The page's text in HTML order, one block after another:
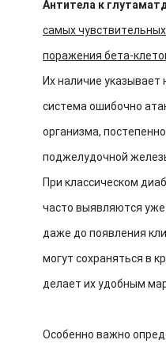
Антитела к
самых
поражения бета-
Их наличие указывает
система ошибочно
организма,
поджелудочной
При классическом
часто выявляются
даже до появления
могут сохраняться в
делает их удобным
Особенно важно